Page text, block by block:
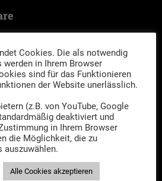
Herren – Das Geheimnis des
für die drei Herren – Premiere des
im Akkord“
Cookies. Die als notwendig
in Ihrem Browser
sind für das Funktionieren
der Website unerlässlich.
(z.B. von YouTube, Google
deaktiviert und
in Ihrem Browser
die Möglichkeit, die zu
auszuwählen.
Alle Cookies akzeptieren